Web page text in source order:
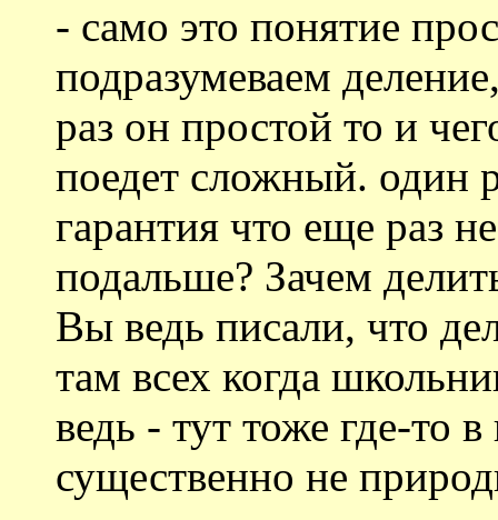
- само это понятие
подразумеваем
раз он простой то и
поедет сложный. один
гарантия что еще раз
подальше? Зачем
Вы ведь писали, что
там всех когда
ведь - тут тоже где-то
существенно не